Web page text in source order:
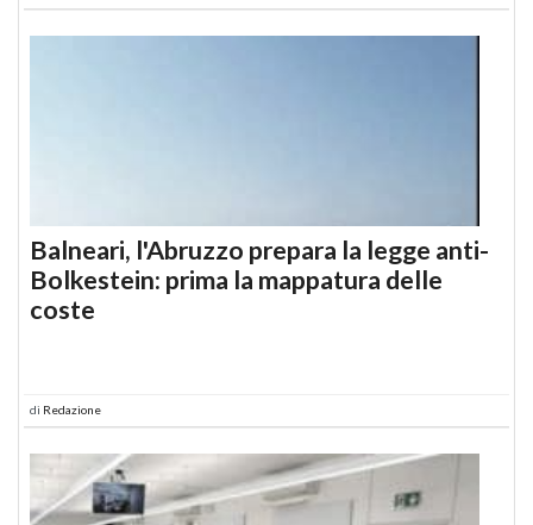
Balneari, l'Abruzzo prepara la legge anti-
Bolkestein: prima la mappatura delle
coste
di Redazione